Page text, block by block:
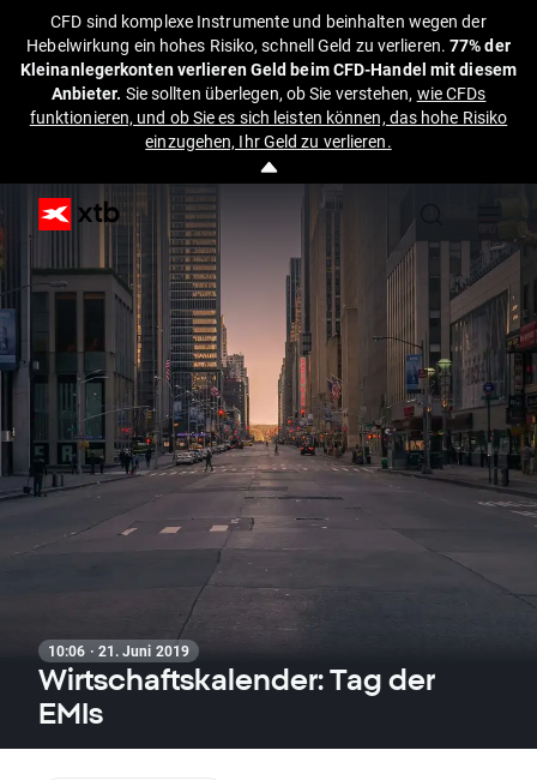
CFD sind komplexe Instrumente und beinhalten wegen der
Hebelwirkung ein hohes Risiko, schnell Geld zu verlieren.77% der
Kleinanlegerkonten verlieren Geld beim CFD-Handel mit diesem
Anbieter. Sie sollten überlegen, ob Sie verstehen, wie CFDs
funktionieren, und ob Sie es sich leisten können, das hohe Risiko
einzugehen, Ihr Geld zu verlieren.
10:06 · 21. Juni 2019
Wirtschaftskalender: Tag der
EMIs